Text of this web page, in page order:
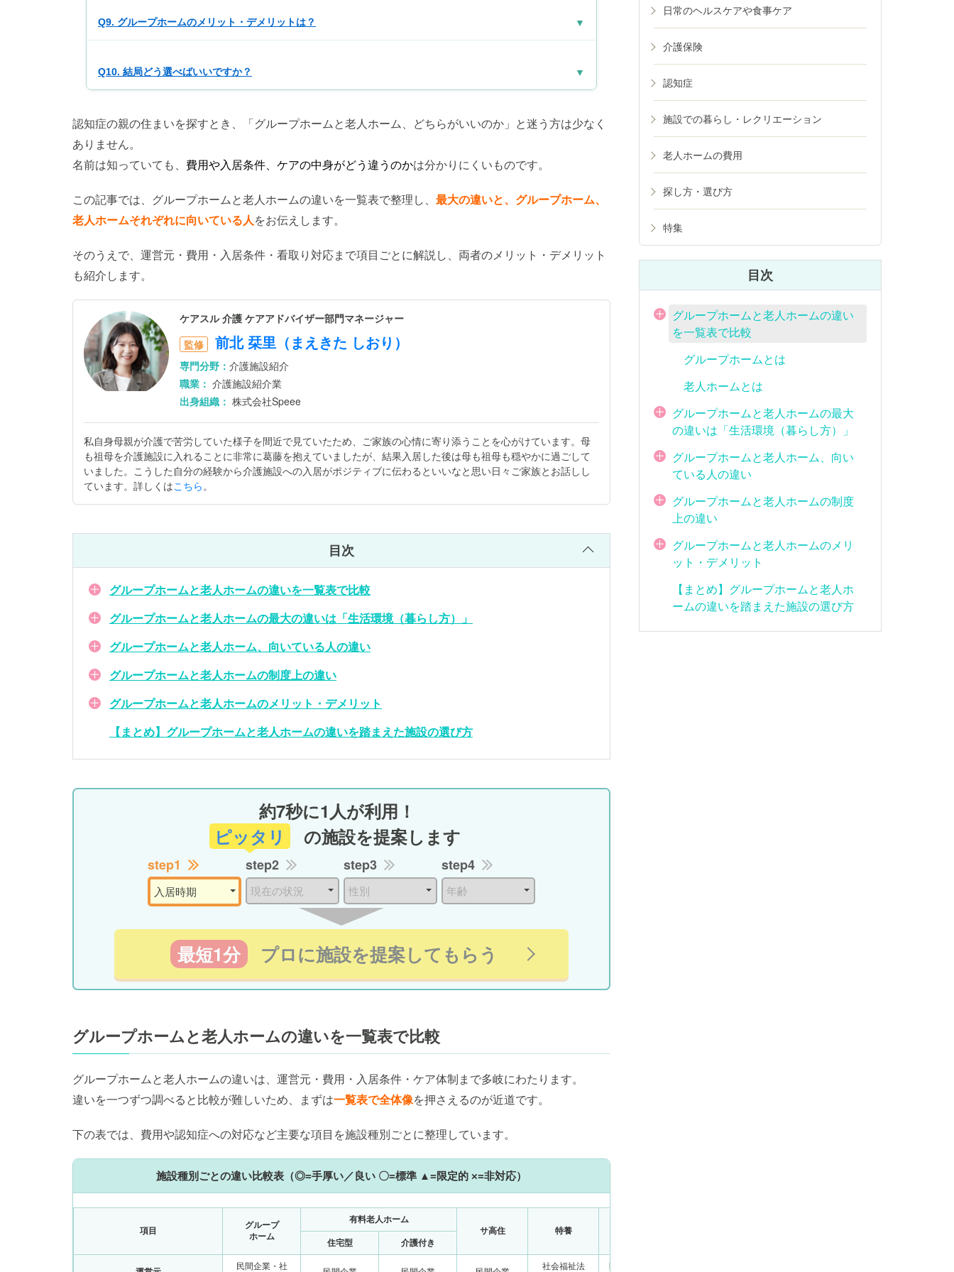
Q9. グループホームのメリット・デメリットは？ ▼
Q10. 結局どう選べばいいですか？ ▼
認知症の親の住まいを探すとき、「グループホームと老人ホーム、どちらがいいのか」と迷う方は少なく
ありません。
名前は知っていても、 費用や入居条件、ケアの中身がどう違うのかは分かりにくいものです。
この記事では、グループホームと老人ホームの違いを一覧表で整理し、 最大の違いと、グループホーム、
老人ホームそれぞれに向いている人をお伝えします。
そのうえで、運営元・費用・入居条件・看取り対応まで項目ごとに解説し、両者のメリット・デメリット
も紹介します。
ケアスル 介護 ケアアドバイザー部門マネージャー
監修
前北 栞里（まえきた しおり）
専門分野： 介護施設紹介
職業： 介護施設紹介業
出身組織： 株式会社Speee
私自身母親が介護で苦労していた様子を間近で見ていたため、ご家族の心情に寄り添うことを心がけています。母
も祖母を介護施設に入れることに非常に葛藤を抱えていましたが、結果入居した後は母も祖母も穏やかに過ごして
いました。こうした自分の経験から介護施設への入居がポジティブに伝わるといいなと思い日々ご家族とお話しし
ています。詳しくはこちら。
目次
グループホームと老人ホームの違いを一覧表で比較
グループホームと老人ホームの最大の違いは「生活環境（暮らし方）」
グループホームと老人ホーム、向いている人の違い
グループホームと老人ホームの制度上の違い
グループホームと老人ホームのメリット・デメリット
【まとめ】グループホームと老人ホームの違いを踏まえた施設の選び方
約7秒に1人が利用！
ピッタリ
の施設を提案します
step1 step2 step3 step4
最短1分 プロに施設を提案してもらう
グループホームと老人ホームの違いを一覧表で比較
グループホームと老人ホームの違いは、運営元・費用・入居条件・ケア体制まで多岐にわたります。
違いを一つずつ調べると比較が難しいため、まずは一覧表で全体像を押さえるのが近道です。
下の表では、費用や認知症への対応など主要な項目を施設種別ごとに整理しています。
施設種別ごとの違い比較表（◎=手厚い／良い 〇=標準 ▲=限定的 ×=非対応）
項目
グループ
ホーム
有料老人ホーム
サ高住
特養
住宅型
介護付き
民間企業・社 社会福祉法
日常のヘルスケアや食事ケア
介護保険
認知症
施設での暮らし・レクリエーション
老人ホームの費用
探し方・選び方
特集
目次
グループホームと老人ホームの違い
を一覧表で比較
グループホームとは
老人ホームとは
グループホームと老人ホームの最大
の違いは「生活環境（暮らし方）」
グループホームと老人ホーム、向い
ている人の違い
グループホームと老人ホームの制度
上の違い
グループホームと老人ホームのメリ
ット・デメリット
【まとめ】グループホームと老人ホ
ームの違いを踏まえた施設の選び方